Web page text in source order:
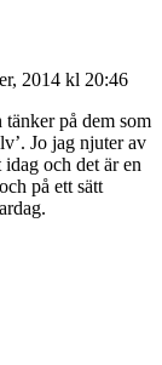
2014 kl 20:46
på dem som
Jo jag njuter av
och det är en
på ett sätt